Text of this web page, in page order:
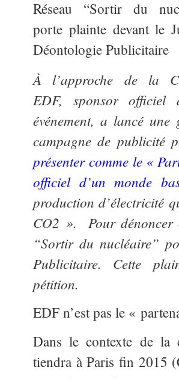
Réseau “Sortir du
porte plainte devant le
Déontologie Publicitaire
À l’approche de la
EDF, sponsor officiel
événement, a lancé une
campagne de publicité
présenter comme le «
officiel d’un monde
production d’électricité
CO2 ». Pour dénoncer
“Sortir du nucléaire”
Publicitaire. Cette
pétition.
EDF n’est pas le «
Dans le contexte de la
tiendra à Paris fin 2015